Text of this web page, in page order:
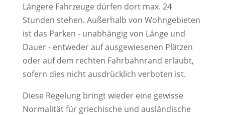
Längere Fahrzeuge dürfen dort max. 24
Stunden stehen. Außerhalb von Wohngebieten
ist das Parken - unabhängig von Länge und
Dauer - entweder auf ausgewiesenen Plätzen
oder auf dem rechten Fahrbahnrand erlaubt,
sofern dies nicht ausdrücklich verboten ist.
Diese Regelung bringt wieder eine gewisse
Normalität für griechische und ausländische